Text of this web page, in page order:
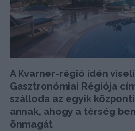
A Kvarner-régió idén
Gasztronómiai Régiója
szálloda az egyik
annak, ahogy a térség
önmagát